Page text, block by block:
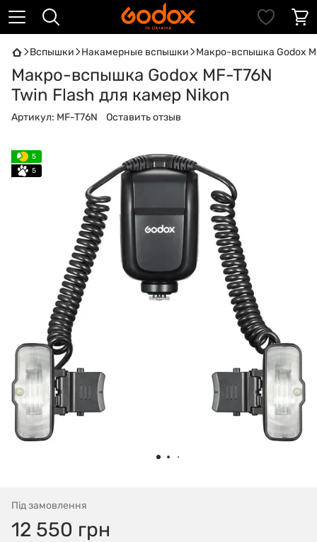
Вспышки Накамерные вспышки Макро-вспышка Godox
Макро-вспышка Godox MF-T76N
Twin Flash для камер Nikon
Артикул: MF-T76N Оставить отзыв
5
5
Під замовлення
12 550 грн